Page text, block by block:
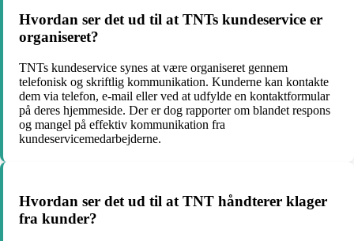
Hvordan ser det ud til at TNTs kundeservice er
organiseret?
TNTs kundeservice synes at være organiseret gennem
telefonisk og skriftlig kommunikation. Kunderne kan kontakte
dem via telefon, e-mail eller ved at udfylde en kontaktformular
på deres hjemmeside. Der er dog rapporter om blandet respons
og mangel på effektiv kommunikation fra
kundeservicemedarbejderne.
Hvordan ser det ud til at TNT håndterer klager
fra kunder?